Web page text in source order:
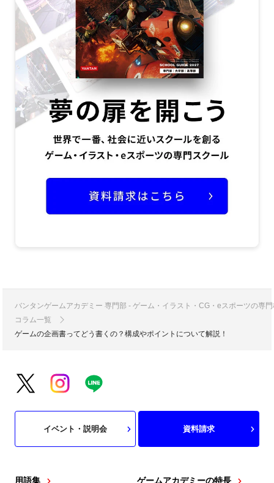
バンタンゲームアカデミー 専門部 - ゲーム・イラスト・CG・eスポーツの専
コラム一覧
ゲームの企画書ってどう書くの？構成やポイントについて解説！
用語集
ゲームアカデミーの特長
イベント・説明会 資料請求